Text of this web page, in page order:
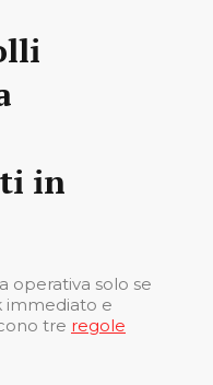
in
operativa solo se
immediato e
tre regole